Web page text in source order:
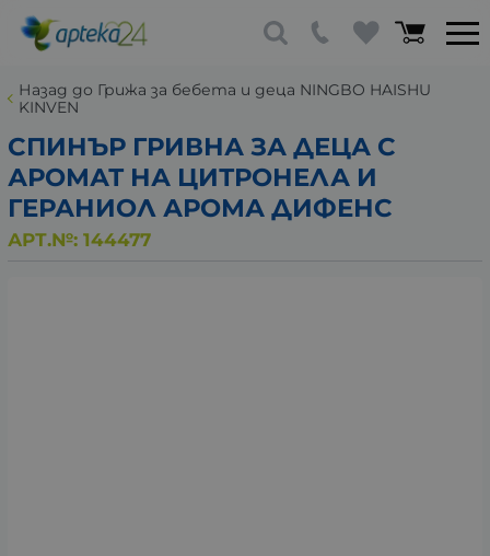
Назад до Грижа за бебета и деца NINGBO HAISHU
KINVEN
СПИНЪР ГРИВНА ЗА ДЕЦА С
АРОМАТ НА ЦИТРОНЕЛА И
ГЕРАНИОЛ АРОМА ДИФЕНС
АРТ.№: 144477